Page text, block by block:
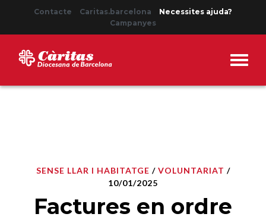
Contacte Caritas.barcelona
Necessites ajuda?
Campanyes
SENSE LLAR I HABITATGE / VOLUNTARIAT /
10/01/2025
Factures en ordre